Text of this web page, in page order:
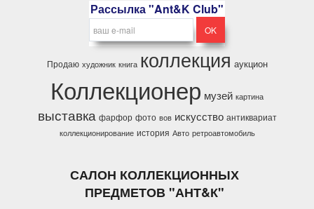
Рассылка "Ant&K Club"
Продаю художник книга коллекция аукцион
Коллекционер музей картина
выставка фарфор фото вов искусство антиквариат
коллекционирование история Авто ретроавтомобиль
САЛОН КОЛЛЕКЦИОННЫХ
ПРЕДМЕТОВ "АНТ&К"